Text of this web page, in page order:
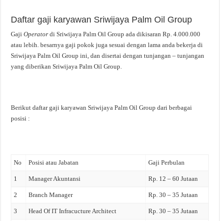
Daftar gaji karyawan Sriwijaya Palm Oil Group
GajiOperatordi Sriwijaya Palm Oil Group ada dikisaran Rp. 4.000.000
atau lebih. besarnya gaji pokok juga sesuai dengan lama anda bekerja di
Sriwijaya Palm Oil Group ini, dan disertai dengan tunjangan – tunjangan
yang diberikan Sriwijaya Palm Oil Group.
Berikut daftar gaji karyawan Sriwijaya Palm Oil Group dari berbagai
posisi :
No Posisi atau Jabatan Gaji Perbulan
1 Manager Akuntansi Rp. 12 – 60 Jutaan
2 Branch Manager Rp. 30 – 35 Jutaan
3 Head Of IT Infracucture Architect Rp. 30 – 35 Jutaan